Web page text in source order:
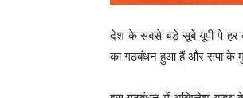
देश के सबसे बड़े सूबे यूपी पे हर
का गठबंधन हुआ हैं और सपा के